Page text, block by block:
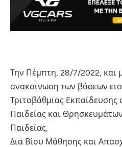
Την Πέμπτη, 28/7/2022, και
ανακοίνωση των βάσεων
Τριτοβάθμιας Εκπαίδευσης
Παιδείας και
Παιδείας,
Δια Βίου Μάθησης και